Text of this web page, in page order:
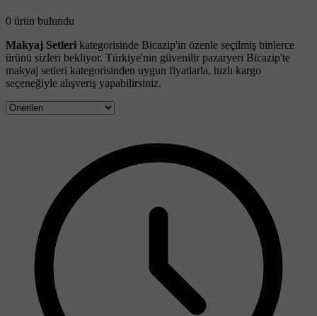
0 ürün bulundu
Makyaj Setleri kategorisinde Bicazip'in özenle seçilmiş binlerce
ürünü sizleri bekliyor. Türkiye'nin güvenilir pazaryeri Bicazip'te
makyaj setleri kategorisinden uygun fiyatlarla, hızlı kargo
seçeneğiyle alışveriş yapabilirsiniz.